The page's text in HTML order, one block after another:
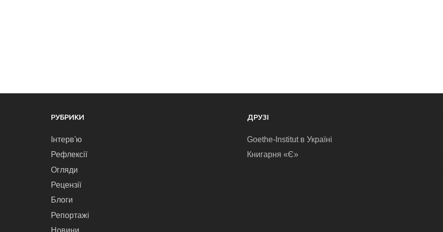
РУБРИКИ
Інтерв'ю
Рефлексії
Огляди
Рецензії
Блоги
Репортажі
Новини
ДРУЗІ
Goethe-Institut в Україні
Книгарня «Є»